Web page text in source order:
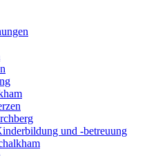
und -betreuung